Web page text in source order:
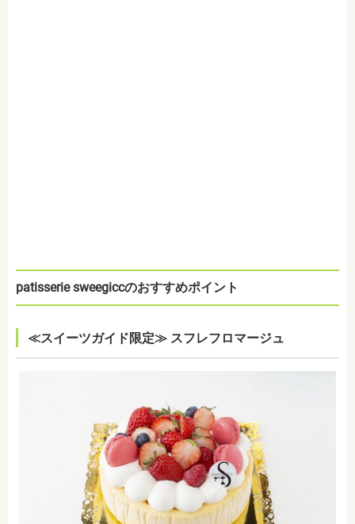
patisserie sweegiccのおすすめポイント
≪スイーツガイド限定≫ スフレフロマージュ